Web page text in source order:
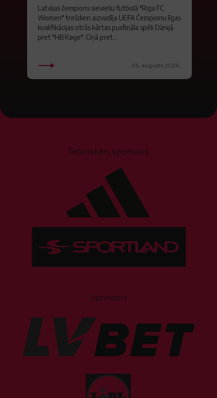
Latvijas čempions sieviešu futbolā "Riga FC
Women" trešdien aizvadīja UEFA Čempionu līgas
kvalifikācijas otrās kārtas pusfināla spēli Dānijā
pret "HB Køge". Cīņā pret...
05. augusts 2026.
Tehniskais sponsors
Sponsori